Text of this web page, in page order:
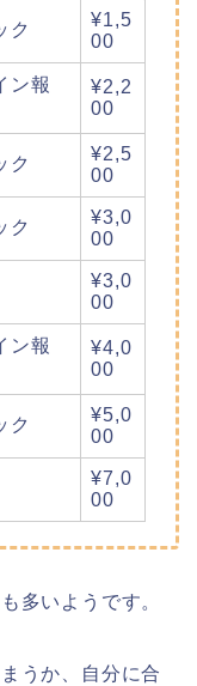
ク
¥1,5
00
ン報
¥2,2
00
ク
¥2,5
00
ク
¥3,0
00
¥3,0
00
ン報
¥4,0
00
ク
¥5,0
00
¥7,0
00
多いようです。
うか、自分に合